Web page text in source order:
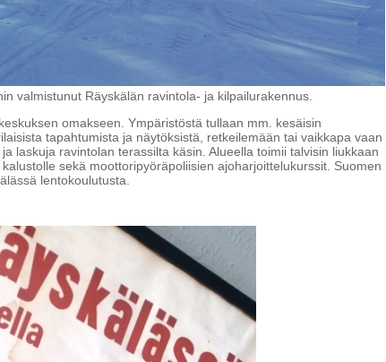
valmistunut Räyskälän ravintola- ja kilpailurakennus.
omakseen. Ympäristöstä tullaan mm. kesäisin
tapahtumista ja näytöksistä, retkeilemään tai vaikkapa vaan
laskuja ravintolan terassilta käsin. Alueella toimii talvisin liukkaan
sekä moottoripyöräpoliisien ajoharjoittelukurssit. Suomen
lentokoulutusta.